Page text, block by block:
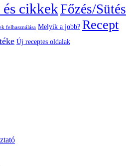
cikkekFőzés/Sütés
felhasználása Melyik a jobb? Recept
Új receptes oldalak